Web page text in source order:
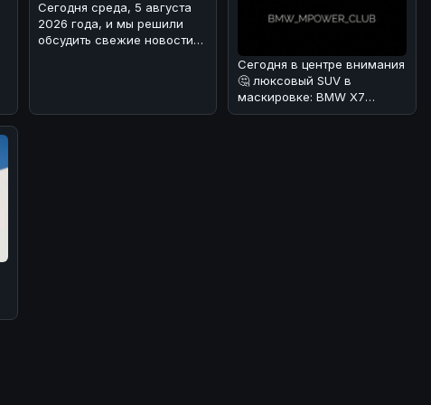
Сегодня среда, 5 августа
2026 года, и мы решили
обсудить свежие новости
Сегодня в центре внимания
🤔 люксовый SUV в
маскировке: BMW X7
Individual в Urban Green